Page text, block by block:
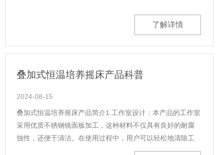
动。2.原因：电源未接通、保险丝熔断或断路器跳闸。3.处
了解详情
叠加式恒温培养摇床产品科普
2024-08-15
叠加式恒温培养摇床产品简介1.工作室设计：本产品的工作室
采用优质不锈钢镜面板加工，这种材料不仅具有良好的耐腐
蚀性，还便于清洁。在使用过程中，用户可以轻松地清除工
作室内的任何污渍或残留物，确保实验环境的洁净度。2.空间